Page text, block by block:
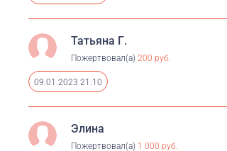
Татьяна Г.
Пожертвовал(а) 200 руб.
09.01.2023 21:10
Элина
Пожертвовал(а) 1 000 руб.